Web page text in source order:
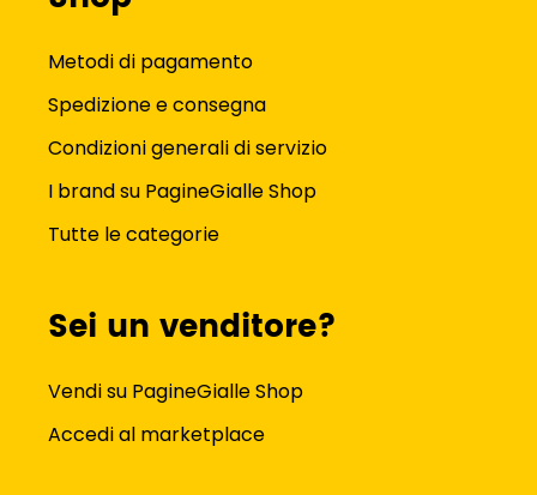
Metodi di pagamento
Spedizione e consegna
Condizioni generali di servizio
I brand su PagineGialle Shop
Tutte le categorie
Sei un venditore?
Vendi su PagineGialle Shop
Accedi al marketplace